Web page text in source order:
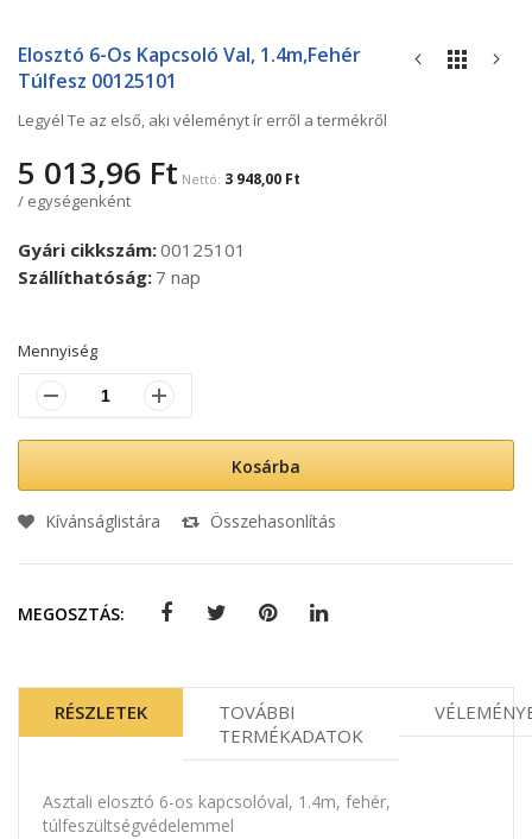
a
képgaléria
Elosztó 6-Os Kapcsoló Val, 1.4m,fehér
Túlfesz 00125101
Legyél Te az első, aki véleményt ír erről a termékről
5 013,96 Ft 3 948,00 Ft
/ egységenként
Gyári cikkszám 00125101
Szállíthatóság 7 nap
Mennyiség
Kosárba
Kívánságlistára Összehasonlítás
MEGOSZTÁS:
RÉSZLETEK
TOVÁBBI
TERMÉKADATOK
Asztali elosztó 6-os kapcsolóval, 1.4m, fehér,
túlfeszültségvédelemmel